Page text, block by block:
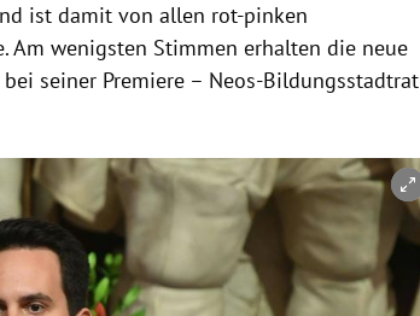
ist damit von allen rot-pinken
Am wenigsten Stimmen erhalten die neue
seiner Premiere – Neos-Bildungsstadtrat